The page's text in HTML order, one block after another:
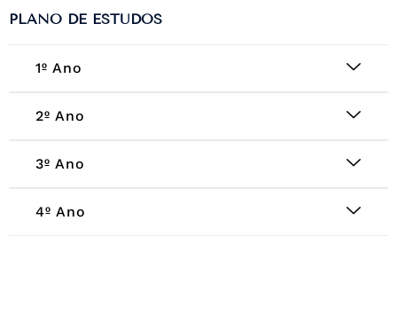
PLANO DE ESTUDOS
1º Ano
2º Ano
3º Ano
4º Ano